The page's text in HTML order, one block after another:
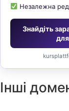
Незалежна
Знайдіть
Інші